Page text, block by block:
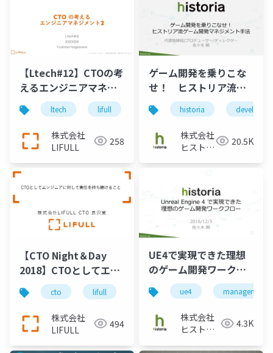
【Ltech#12】CTOの考
えるエンジニアマネジ
メント2ltech lifull cto management
株式会社
LIFULL
258
ゲーム開発を乗りこな
せ！ ヒストリア流ゲ
ーム開発マネジメント
手法
historia
株式会社
ヒストリ
20.5K
【CTO Night＆Day
2018】CTOとしてエン
ジニアに対して責任を
持ち続けること
cto lifull エンジニア マイクロサービス
株式会社
LIFULL
494
UE4で実現できた理想
のゲーム開発ワークフ
ロー
ue4 management
株式会社
ヒストリ
4.3K